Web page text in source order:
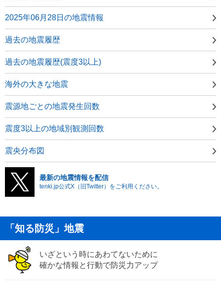
2025年06月28日の地震情報
過去の地震履歴
過去の地震履歴(震度3以上)
海外の大きな地震
震源地ごとの地震発生回数
震度3以上の地域別観測回数
震央分布図
最新の地震情報を配信
tenki.jp公式X（旧Twitter）をご利用ください。
「知る防災」地震
いざという時にあわてないために
確かな情報と行動で防災力アップ